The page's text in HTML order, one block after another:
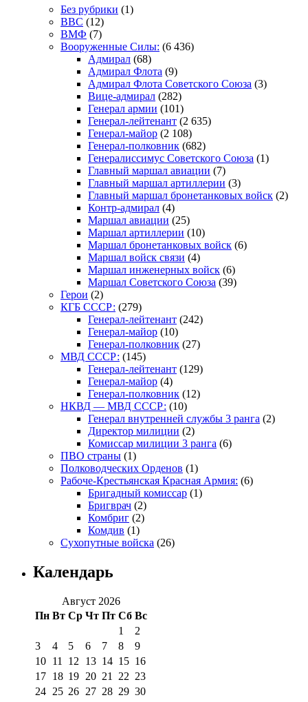
Без рубрики (1)
ВВС (12)
ВМФ (7)
Вооруженные Силы: (6 436)
Адмирал (68)
Адмирал Флота (9)
Адмирал Флота Советского Союза (3)
Вице-адмирал (282)
Генерал армии (101)
Генерал-лейтенант (2 635)
Генерал-майор (2 108)
Генерал-полковник (682)
Генералиссимус Советского Союза (1)
Главный маршал авиации (7)
Главный маршал артиллерии (3)
Главный маршал бронетанковых войск (2)
Контр-адмирал (4)
Маршал авиации (25)
Маршал артиллерии (10)
Маршал бронетанковых войск (6)
Маршал войск связи (4)
Маршал инженерных войск (6)
Маршал Советского Союза (39)
Герои (2)
КГБ СССР: (279)
Генерал-лейтенант (242)
Генерал-майор (10)
Генерал-полковник (27)
МВД СССР: (145)
Генерал-лейтенант (129)
Генерал-майор (4)
Генерал-полковник (12)
НКВД — МВД СССР: (10)
Генерал внутренней службы 3 ранга (2)
Директор милиции (2)
Комиссар милиции 3 ранга (6)
ПВО страны (1)
Полководческих Орденов (1)
Рабоче-Крестьянская Красная Армия: (6)
Бригадный комиссар (1)
Бригврач (2)
Комбриг (2)
Комдив (1)
Сухопутные войска (26)
Календарь
Август 2026
Пн Вт Ср Чт Пт Сб Вс
1
2
3
4 5 6 7 8
9
10 11 12 13 14 15 16
17 18 19 20 21 22 23
24 25 26 27 28 29 30